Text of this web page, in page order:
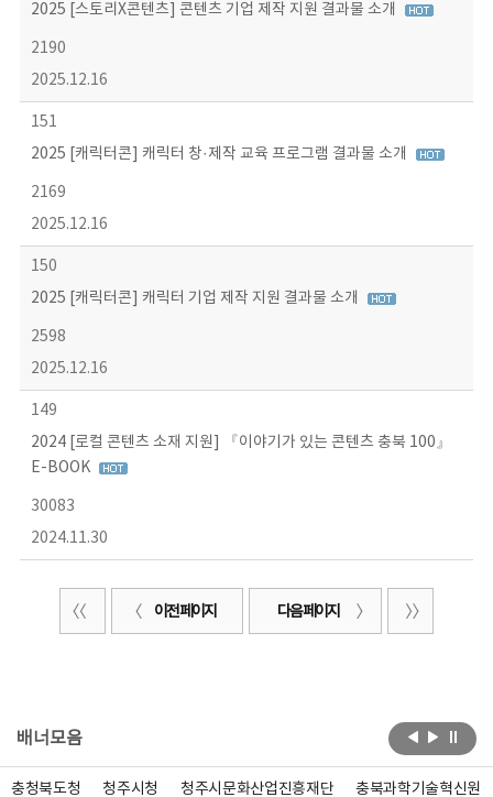
2025 [스토리X콘텐츠] 콘텐츠 기업 제작 지원 결과물 소개
2190
2025.12.16
151
2025 [캐릭터콘] 캐릭터 창·제작 교육 프로그램 결과물 소개
2169
2025.12.16
150
2025 [캐릭터콘] 캐릭터 기업 제작 지원 결과물 소개
2598
2025.12.16
149
2024 [로컬 콘텐츠 소재 지원] 『이야기가 있는 콘텐츠 충북 100』
E-BOOK
30083
2024.11.30
이전 페이지 다음 페이지
배너모음
충청북도청 청주시청 청주시문화산업진흥재단 충북과학기술혁신원